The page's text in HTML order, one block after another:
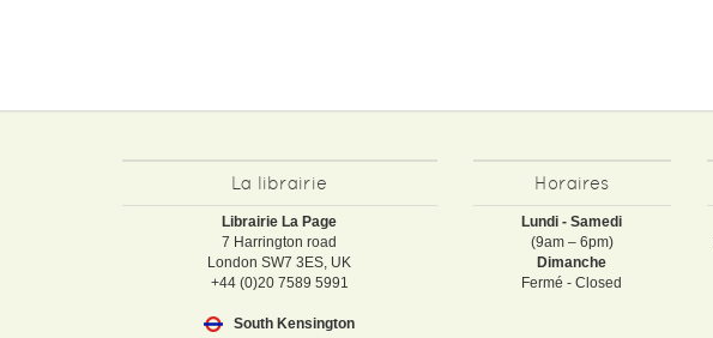
La librairie
Librairie La Page
7 Harrington road
London SW7 3ES, UK
+44 (0)20 7589 5991
South Kensington
Horaires
Lundi - Samedi
(9am – 6pm)
Dimanche
Fermé - Closed